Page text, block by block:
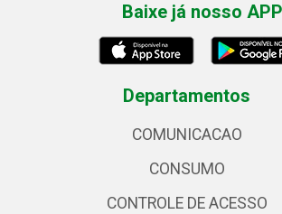
Baixe já nosso APP
Departamentos
COMUNICACAO
CONSUMO
CONTROLE DE ACESSO